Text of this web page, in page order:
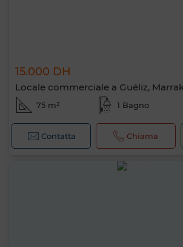
15.000 DH
Locale commerciale a Guéliz,
75 m² 1 Bagno
Contatta Chiama